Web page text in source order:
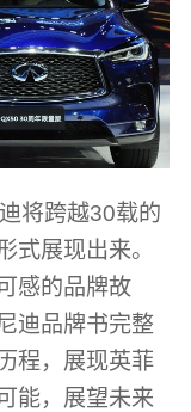
将跨越30载的
式展现出来。
感的品牌故
迪品牌书完整
程，展现英菲
能，展望未来